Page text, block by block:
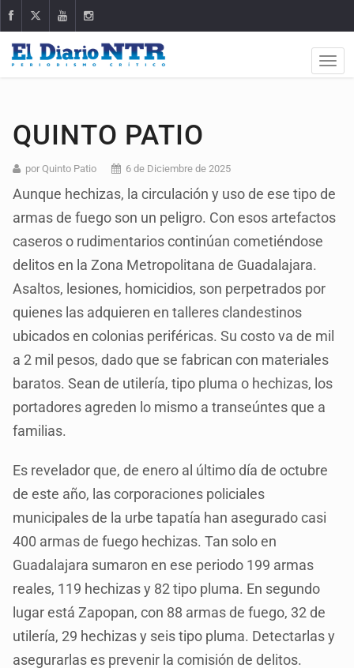
QUINTO PATIO
por Quinto Patio 6 de Diciembre de 2025
Aunque hechizas, la circulación y uso de ese tipo de
armas de fuego son un peligro. Con esos artefactos
caseros o rudimentarios continúan cometiéndose
delitos en la Zona Metropolitana de Guadalajara.
Asaltos, lesiones, homicidios, son perpetrados por
quienes las adquieren en talleres clandestinos
ubicados en colonias periféricas. Su costo va de mil
a 2 mil pesos, dado que se fabrican con materiales
baratos. Sean de utilería, tipo pluma o hechizas, los
portadores agreden lo mismo a transeúntes que a
familias.
Es revelador que, de enero al último día de octubre
de este año, las corporaciones policiales
municipales de la urbe tapatía han asegurado casi
400 armas de fuego hechizas. Tan solo en
Guadalajara sumaron en ese periodo 199 armas
reales, 119 hechizas y 82 tipo pluma. En segundo
lugar está Zapopan, con 88 armas de fuego, 32 de
utilería, 29 hechizas y seis tipo pluma. Detectarlas y
asegurarlas es prevenir la comisión de delitos.